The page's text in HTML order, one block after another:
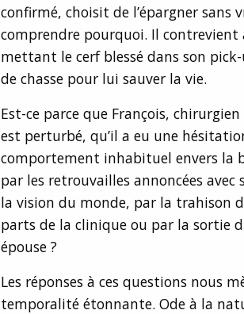
confirmé, choisit de l’épargner sans
comprendre pourquoi. Il contrevient
mettant le cerf blessé dans son
de chasse pour lui sauver la vie.
Est-ce parce que François,
est perturbé, qu’il a eu une
comportement inhabituel envers la
par les retrouvailles annoncées
la vision du monde, par la trahison
parts de la clinique ou par la sortie
épouse ?
Les réponses à ces questions nous
temporalité étonnante. Ode à la